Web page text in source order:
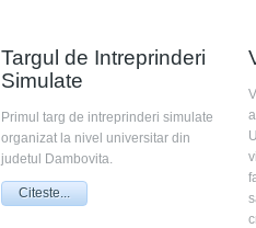
Targul de Intreprinderi
Simulate
Primul targ de intreprinderi simulate
organizat la nivel universitar din
judetul Dambovita.
Citeste...